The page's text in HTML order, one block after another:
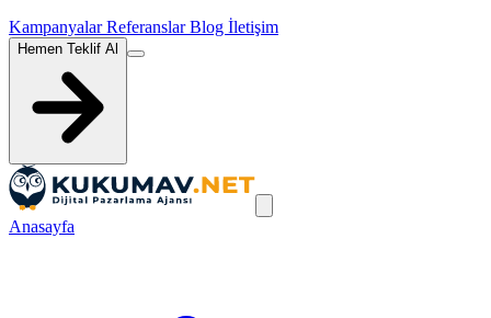
KampanyalarReferanslarBlog İletişim
Hemen Teklif Al
Anasayfa